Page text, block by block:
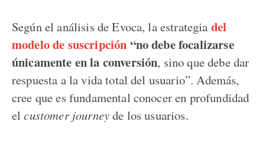
Según el análisis de Evoca, la estrategia del
modelo de suscripción “no debe focalizarse
únicamente en la conversión, sino que debe dar
respuesta a la vida total del usuario”. Además,
cree que es fundamental conocer en profundidad
elcustomer journeyde los usuarios.